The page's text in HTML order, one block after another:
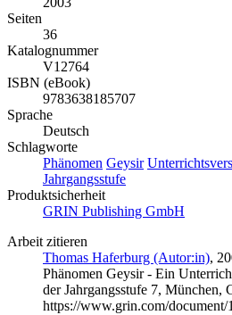
Seiten
36
Katalognummer
V12764
ISBN (eBook)
9783638185707
Sprache
Deutsch
Schlagworte
Phänomen Geysir
Jahrgangsstufe
Produktsicherheit
GRIN Publishing GmbH
Arbeit zitieren
Thomas Haferburg (Autor:in),
Phänomen Geysir - Ein
der Jahrgangsstufe 7, München,
https://www.grin.com/document/